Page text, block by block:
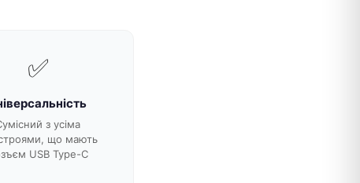
✅
з усіма
що мають
USB Type-C